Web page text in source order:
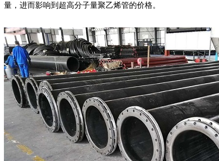
量，进而影响到超高分子量聚乙烯管的价格。